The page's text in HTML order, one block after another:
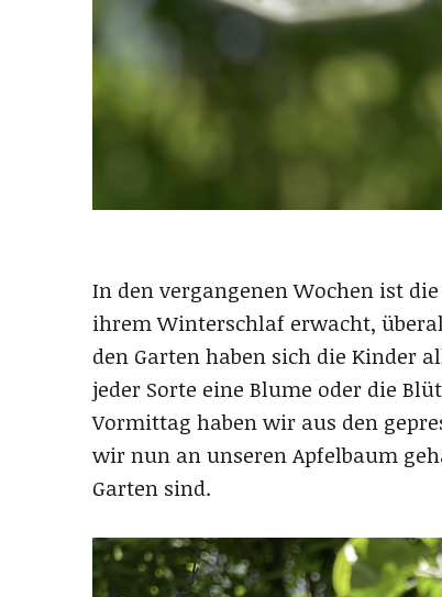
In den vergangenen Wochen ist
ihrem Winterschlaf erwacht,
den Garten haben sich die Kinder
jeder Sorte eine Blume oder die
Vormittag haben wir aus den
wir nun an unseren Apfelbaum
Garten sind.